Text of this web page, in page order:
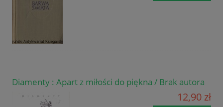
Diamenty : Apart z miłości do piękna / Brak autora
12,90 zł